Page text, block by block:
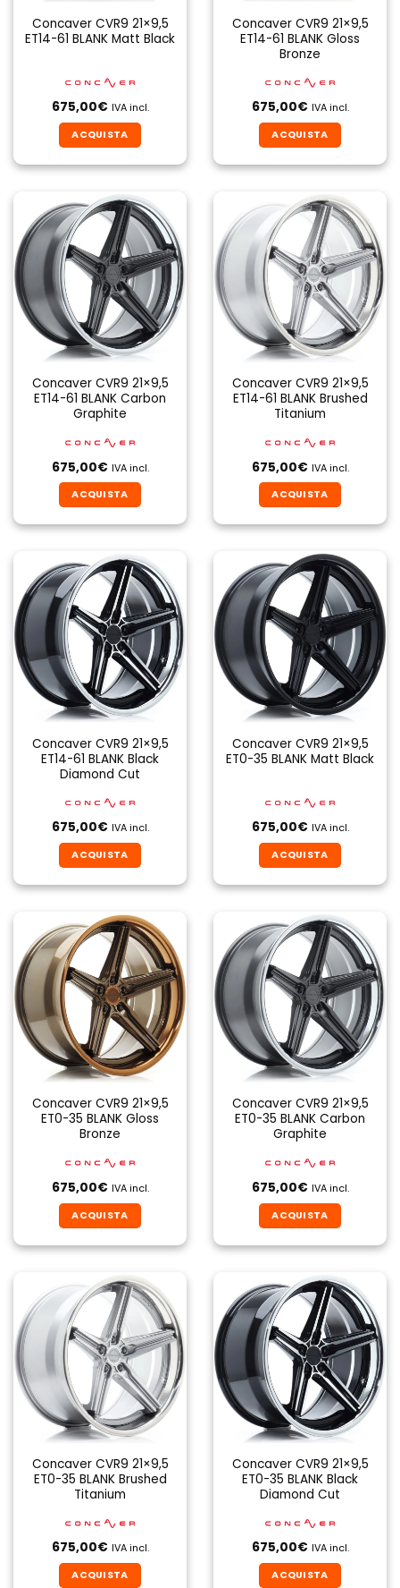
Concaver CVR9 21×9,5
ET14-61 BLANK Matt Black
675,00€ IVA incl.
ACQUISTA
Concaver CVR9 21×9,5
ET14-61 BLANK Gloss
Bronze
675,00€ IVA incl.
ACQUISTA
Concaver CVR9 21×9,5
ET14-61 BLANK Carbon
Graphite
675,00€ IVA incl.
ACQUISTA
Concaver CVR9 21×9,5
ET14-61 BLANK Brushed
Titanium
675,00€ IVA incl.
ACQUISTA
Concaver CVR9 21×9,5
ET14-61 BLANK Black
Diamond Cut
675,00€ IVA incl.
ACQUISTA
Concaver CVR9 21×9,5
ET0-35 BLANK Matt Black
675,00€ IVA incl.
ACQUISTA
Concaver CVR9 21×9,5
ET0-35 BLANK Gloss
Bronze
675,00€ IVA incl.
ACQUISTA
Concaver CVR9 21×9,5
ET0-35 BLANK Carbon
Graphite
675,00€ IVA incl.
ACQUISTA
Concaver CVR9 21×9,5
ET0-35 BLANK Brushed
Titanium
675,00€ IVA incl.
ACQUISTA
Concaver CVR9 21×9,5
ET0-35 BLANK Black
Diamond Cut
675,00€ IVA incl.
ACQUISTA